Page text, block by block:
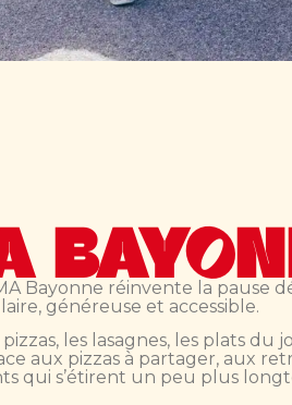
Bayonne réinvente la pause
généreuse et accessible.
les lasagnes, les plats du
aux pizzas à partager, aux
qui s’étirent un peu plus